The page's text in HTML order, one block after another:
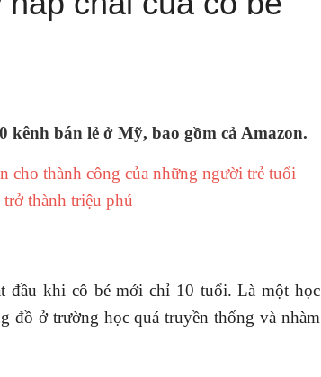
kênh bán lẻ ở Mỹ, bao gồm cả Amazon.
cho thành công của những người trẻ tuổi
thành triệu phú
đầu khi cô bé mới chỉ 10 tuổi. Là một học
đồ ở trường học quá truyền thống và nhàm